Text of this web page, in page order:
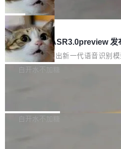
代码检索手段（如关键词匹配、目录
在语法层面完成文本定位，难以触及
内涵与结构关联，导致开发者使用代
理解大规模代码仓时面临显著"代码
颈。 代码仓深度理解服务（以下简
e深度理解服务"）是华为云码道（
短剧部门，有互联网大厂背景。在公
调整期间，部门三次通知全员将数
移到B集群，王某都回复了"收到"。
数据。2024年9月3日下午4点，他使
的账号密码进入A集群，输入了一条
称为"删库跑路"的命令——最高管理
自研的多个文生3D和...
che 量化 + 权重压缩，吞吐量提
1%，成本降 30%
Kimi 和 GLM 是当前最强的大模型系
它们有一个共同的问题：太吃显存
的 Kimi K 系列和智谱的 GLM 都是
oE 架构的大模型，好用到让人上瘾
存永远不够用。 Cloudflare 的
一直在跑这些模型的推理。他们在官
整性保护。效果是：吞吐量提升
局
腾讯混元 Hy ASR3.0preview 发
腾讯混元正式推出新一代语音识别模
3.0preview。基于最新一代大语言模
让语音识别不再只是听清，而是真正
白开水不加糖
新和少量网页兼容性修复版本。
白开水不加糖